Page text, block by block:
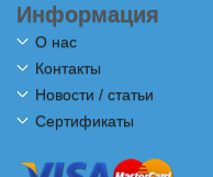
Информация
О нас
Контакты
Новости / статьи
Сертификаты